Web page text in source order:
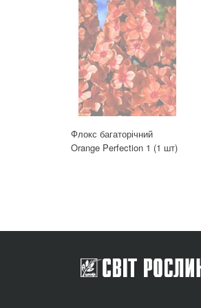
Флокс багаторічний
Orange Perfection 1 (1 шт)